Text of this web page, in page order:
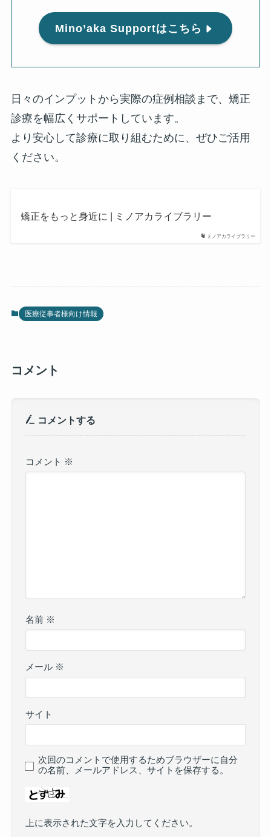
Mino’aka Supportはこちら
日々のインプットから実際の症例相談まで、矯正
診療を幅広くサポートしています。
より安心して診療に取り組むために、ぜひご活用
ください。
ミノアカライブラリー
矯正をもっと身近に | ミノアカライブラリー
医療従事者様向け情報
コメント
コメントする
コメント ※
名前 ※
メール ※
サイト
次回のコメントで使用するためブラウザーに自分
の名前、メールアドレス、サイトを保存する。
上に表示された文字を入力してください。